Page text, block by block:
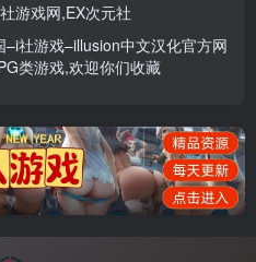
游戏网,EX次元社
–i社游戏–illusion中文汉化官方网
类游戏,欢迎你们收藏